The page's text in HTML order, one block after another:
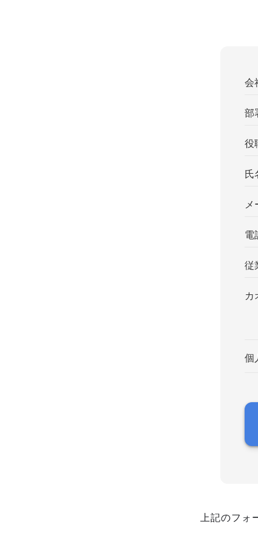
会
部
役
氏
メ
電
従
カ
個
上記のフォ